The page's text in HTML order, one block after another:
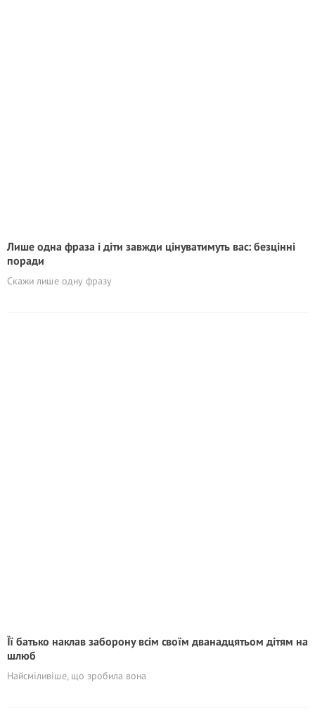
Лише одна фраза і діти завжди цінуватимуть вас: безцінні
поради
Скажи лише одну фразу
Її батько наклав заборону всім своїм дванадцятьом дітям на
шлюб
Найсміливіше, що зробила вона